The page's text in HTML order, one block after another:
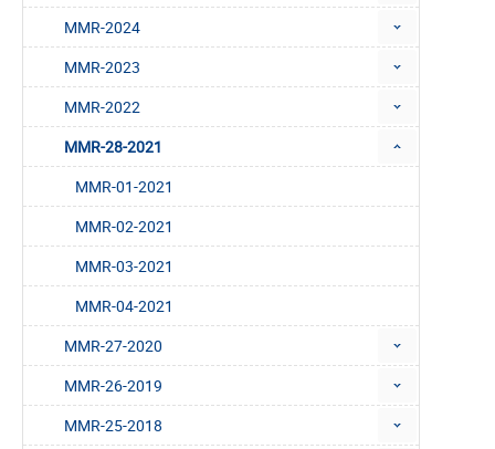
MMR-2024
MMR-2023
MMR-2022
MMR-28-2021
MMR-01-2021
MMR-02-2021
MMR-03-2021
MMR-04-2021
MMR-27-2020
MMR-26-2019
MMR-25-2018